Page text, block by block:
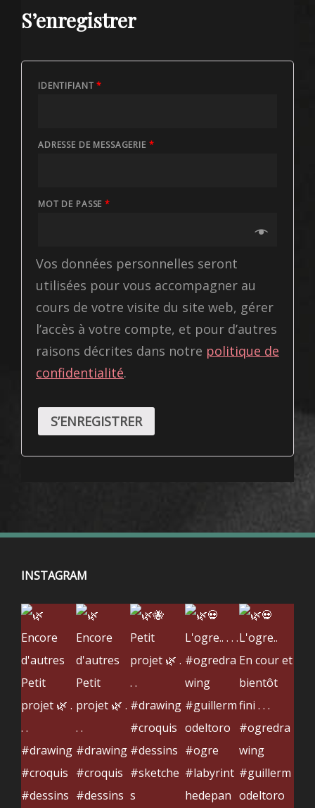
S’enregistrer
IDENTIFIANT*
ADRESSE DE MESSAGERIE *
MOT DE PASSE*
Vos données personnelles seront
utilisées pour vous accompagner au
cours de votre visite du site web, gérer
l’accès à votre compte, et pour d’autres
raisons décrites dans notre politique de
confidentialité.
S’ENREGISTRER
INSTAGRAM